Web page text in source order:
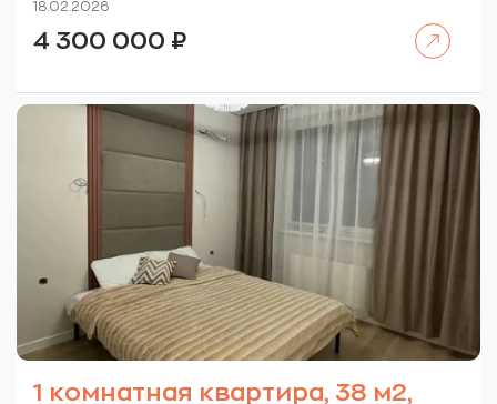
18.02.2026
4 300 000 ₽
1 комнатная квартира, 38 м2,